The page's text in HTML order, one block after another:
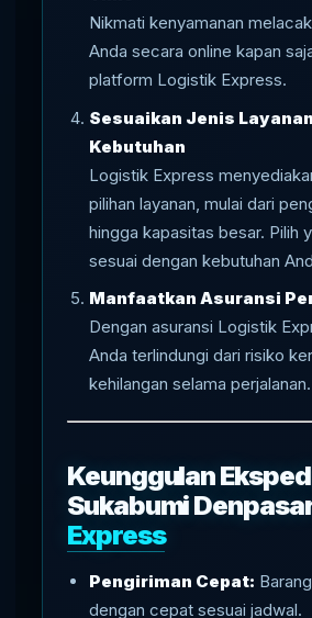
Nikmati kenyamanan
Anda secara online kapan
platform Logistik Express.
Sesuaikan Jenis
Kebutuhan
Logistik Express
pilihan layanan, mulai dari
hingga kapasitas besar. Pilih
sesuai dengan kebutuhan
Manfaatkan Asuransi
Dengan asuransi Logistik
Anda terlindungi dari risiko
kehilangan selama perjalanan.
Keunggulan
Sukabumi
Express
Pengiriman Cepat:
dengan cepat sesuai jadwal.